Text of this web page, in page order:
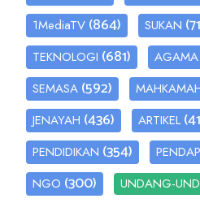
1MediaTV (864) SUKAN
TEKNOLOGI (681) AGAMA
SEMASA (592)
JENAYAH (436) ARTIKEL
PENDIDIKAN (354)
NGO (300) UNDANG-